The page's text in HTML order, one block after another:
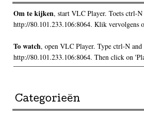
Om te kijken, start VLC Player. Toets ctrl-
http://80.101.233.106:8064. Klik vervolgens
To watch, open VLC Player. Type ctrl-N and
http://80.101.233.106:8064. Then click on
Categorieën